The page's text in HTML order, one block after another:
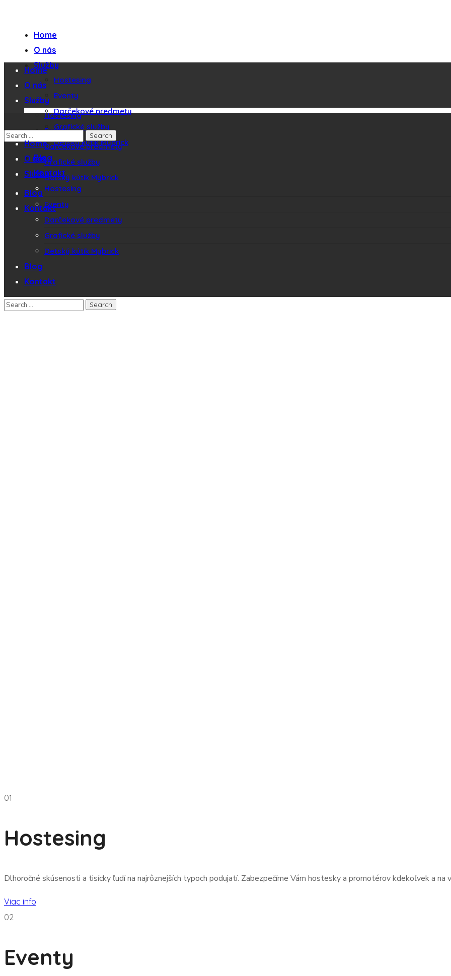
Home
O nás
Služby
Hostesing
Eventy
Darčekové predmety
Grafické služby
Detský kútik Mybrick
Blog
Kontakt
Home
O nás
Služby
Hostesing
Eventy
Darčekové predmety
Grafické služby
Detský kútik Mybrick
Blog
Kontakt
Home
O nás
Služby
Hostesing
Eventy
Darčekové predmety
Grafické služby
Detský kútik Mybrick
Blog
Kontakt
01
Hostesing
Dlhoročné skúsenosti a tisícky ľudí na najrôznejších typoch podujatí. Zabezpečíme Vám hostesky a promotérov kdekoľvek a na
Viac info
02
Eventy